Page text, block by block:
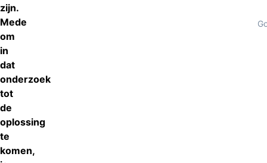
zijn.
Mede
om
in
dat
onderzoek
tot
de
oplossing
te
komen,